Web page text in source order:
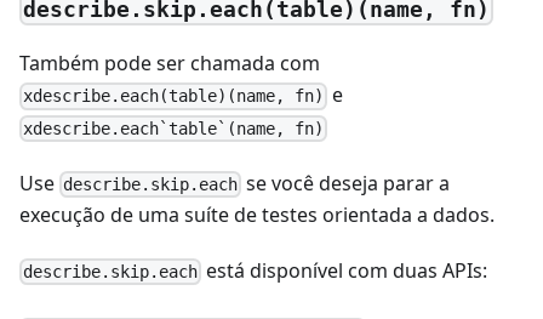
describe.skip.each(table)(name, fn)
Também pode ser chamada com
xdescribe.each(table)(name, fn) e
xdescribe.each`table`(name, fn)
Use describe.skip.each se você deseja parar a
execução de uma suíte de testes orientada a dados.
describe.skip.each está disponível com duas APIs: